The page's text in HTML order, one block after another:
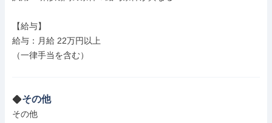
【給与】
給与：月給 22万円以上
（一律手当を含む）
その他
その他